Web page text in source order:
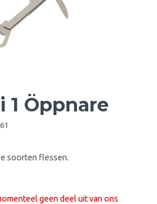
1 Öppnare
soorten flessen.
geen deel uit van ons